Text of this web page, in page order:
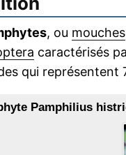
, ou mouches
caractérisés
qui représentent
Pamphilius